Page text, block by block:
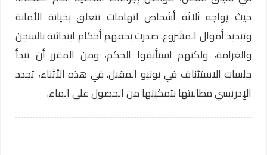
حيث يواجه ثلاثة أشخاص اتهامات تتعلق بخيانة الأمانة
وتبديد أموال المشروع. صدرت بحقهم أحكام ابتدائية بالسجن
والغرامة، ولكنهم استأنفوا الحكم، ومن المقرر أن تبدأ
جلسات الاستئناف في يونيو المقبل. في هذه الأثناء، تجدد
الإدريسي مطالبتها بتمكينها من الحصول على الماء.